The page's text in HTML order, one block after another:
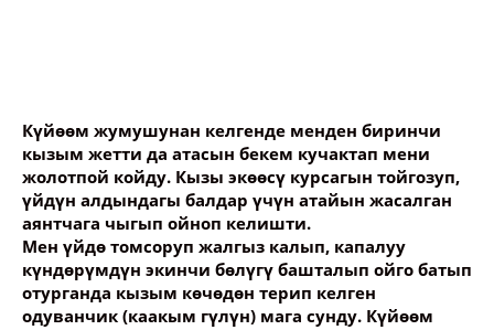
Күйөөм жумушунан келгенде менден биринчи
кызым жетти да атасын бекем кучактап мени
жолотпой койду. Кызы экөөсү курсагын тойгозуп,
үйдүн алдындагы балдар үчүн атайын жасалган
аянтчага чыгып ойноп келишти.
Мен үйдө томсоруп жалгыз калып, капалуу
күндөрүмдүн экинчи бөлүгү башталып ойго батып
отурганда кызым көчөдөн терип келген
одуванчик (каакым гүлүн) мага сунду. Күйөөм